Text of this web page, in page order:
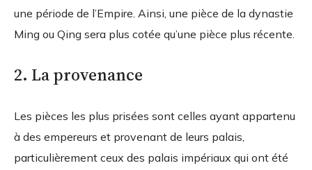
une période de l’Empire. Ainsi, une pièce de la dynastie
Ming ou Qing sera plus cotée qu’une pièce plus récente.
2. La provenance
Les pièces les plus prisées sont celles ayant appartenu
à des empereurs et provenant de leurs palais,
particulièrement ceux des palais impériaux qui ont été